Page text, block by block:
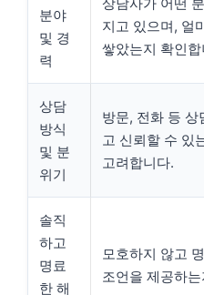
분야
및 경
력
지고 있으며, 얼
쌓았는지 확인합
상담
방식
및 분
위기
방문, 전화 등
고 신뢰할 수 있
고려합니다.
솔직
하고
명료
한 해
모호하지 않고
조언을 제공하